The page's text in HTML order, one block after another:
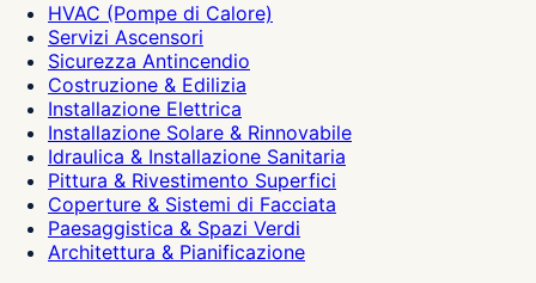
HVAC (Pompe di Calore)
Servizi Ascensori
Sicurezza Antincendio
Costruzione & Edilizia
Installazione Elettrica
Installazione Solare & Rinnovabile
Idraulica & Installazione Sanitaria
Pittura & Rivestimento Superfici
Coperture & Sistemi di Facciata
Paesaggistica & Spazi Verdi
Architettura & Pianificazione